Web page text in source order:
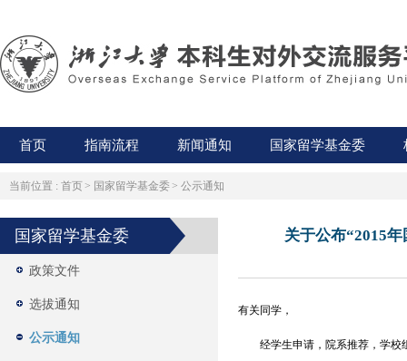
首页 指南流程 新闻通知 国家留学基金委
当前位置 : 首页 > 国家留学基金委 > 公示通知
国家留学基金委
政策文件
选拔通知
公示通知
关于公布“2015
有关同学，
经学生申请，院系推荐，学校组